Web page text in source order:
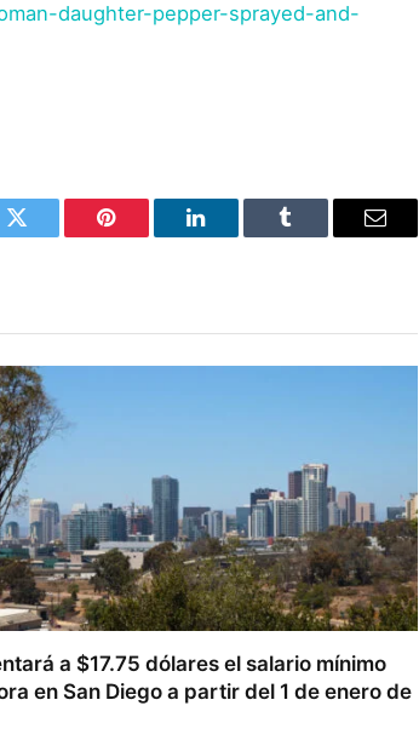
daughter-pepper-sprayed-and-
Twitter Pinterest LinkedIn Tumblr Email
a $17.75 dólares el salario mínimo
en San Diego a partir del 1 de enero de